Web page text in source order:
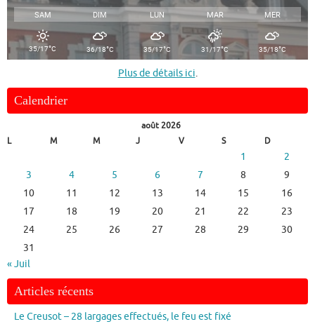
SAM DIM LUN MAR MER
35/17°C 36/18°C 35/17°C 31/17°C 35/18°C
Plus de détails ici.
Calendrier
août 2026
L
M M J V S D
1
2
3
4 5 6 7 8
9
10
11 12 13 14 15
16
17
18 19 20 21 22
23
24
25 26 27 28 29
30
31
« Juil
Articles récents
Le Creusot – 28 largages effectués, le feu est fixé